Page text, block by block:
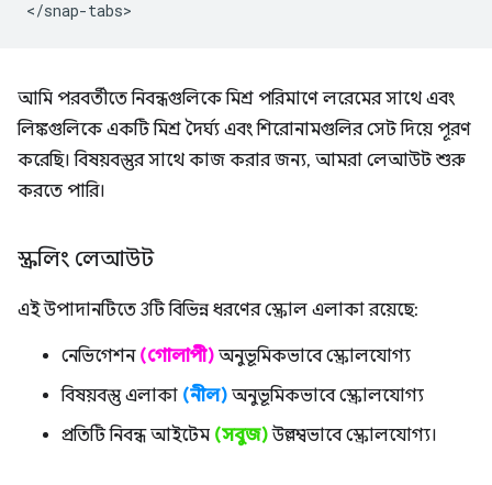
আমি পরবর্তীতে নিবন্ধগুলিকে মিশ্র পরিমাণে লরেমের সাথে এবং
লিঙ্কগুলিকে একটি মিশ্র দৈর্ঘ্য এবং শিরোনামগুলির সেট দিয়ে পূরণ
করেছি। বিষয়বস্তুর সাথে কাজ করার জন্য, আমরা লেআউট শুরু
করতে পারি।
স্ক্রলিং লেআউট
এই উপাদানটিতে 3টি বিভিন্ন ধরণের স্ক্রোল এলাকা রয়েছে:
নেভিগেশন (গোলাপী) অনুভূমিকভাবে স্ক্রোলযোগ্য
বিষয়বস্তু এলাকা (নীল) অনুভূমিকভাবে স্ক্রোলযোগ্য
প্রতিটি নিবন্ধ আইটেম (সবুজ)উল্লম্বভাবে স্ক্রোলযোগ্য।